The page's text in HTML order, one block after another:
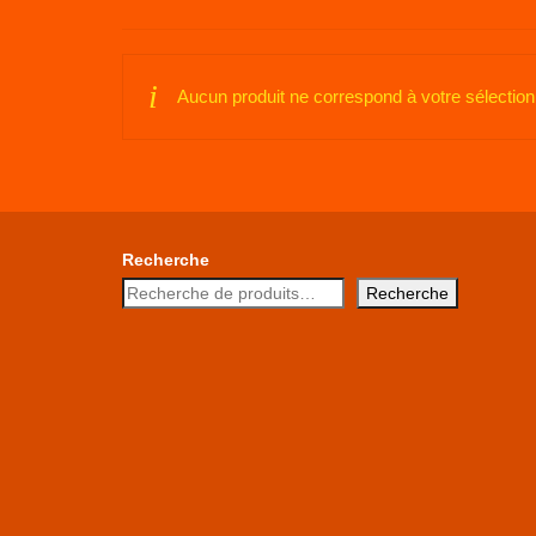
Aucun produit ne correspond à votre
Recherche
Recherche